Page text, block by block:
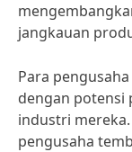
jangkauan
Para
dengan potensi
industri
pengusaha